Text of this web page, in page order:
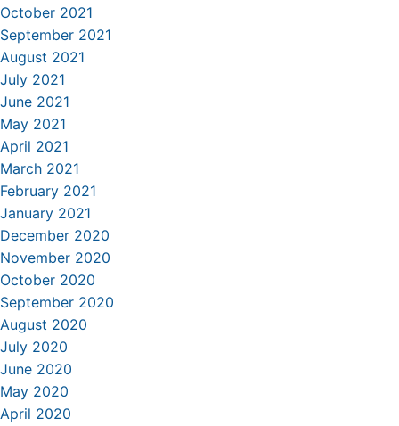
October 2021
September 2021
August 2021
July 2021
June 2021
May 2021
April 2021
March 2021
February 2021
January 2021
December 2020
November 2020
October 2020
September 2020
August 2020
July 2020
June 2020
May 2020
April 2020